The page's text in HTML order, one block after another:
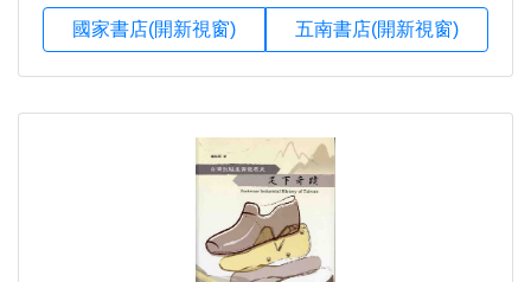
國家書店(開新視窗) 五南書店(開新視窗)